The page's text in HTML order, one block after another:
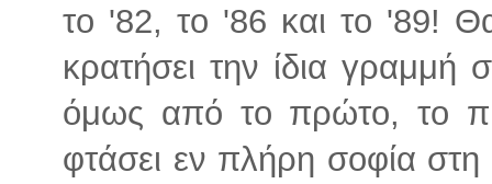
το '82, το '86 και το '89! Θα
κρατήσει την ίδια
όμως από το πρώτο, το
φτάσει εν πλήρη σοφία